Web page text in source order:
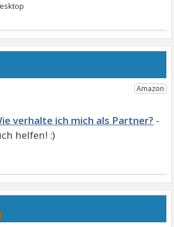
verhalte ich mich als Partner?